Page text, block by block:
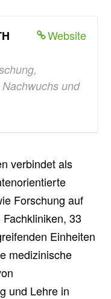
Website
und
verbindet als
Forschung auf
33
Einheiten
medizinische
und Lehre in